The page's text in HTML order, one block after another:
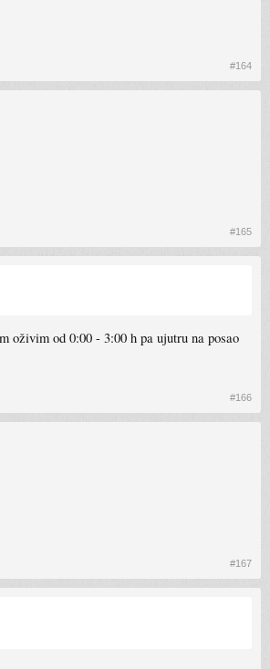
#164
#165
oživim od 0:00 - 3:00 h pa ujutru na posao
#166
#167